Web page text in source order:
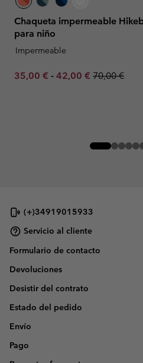
Chaqueta impermeable
para niño
Impermeable
Minimum sale price:
35,00 € - Maximum sale price:
42,00 € Regular
70,00 €
(+)34919015933
Servicio al cliente
Formulario de contacto
Devoluciones
Desistir del contrato
Estado del pedido
Envío
Pago